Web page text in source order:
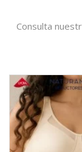
Consulta